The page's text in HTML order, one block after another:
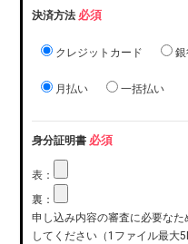
決済方法 必須
クレジットカード
月払い 一括払い
身分証明書 必須
表：
裏：
申し込み内容の審査に必要な
してください（1ファイル最大